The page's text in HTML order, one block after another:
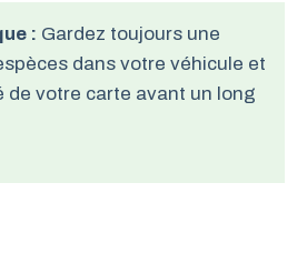
: Gardez toujours une
dans votre véhicule et
de votre carte avant un long